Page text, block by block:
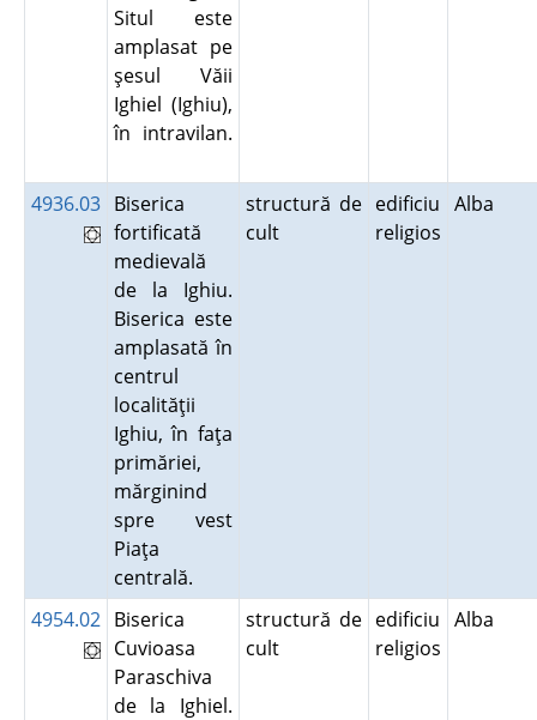
Situl este
amplasat pe
şesul Văii
Ighiel (Ighiu),
în intravilan.
4936.03 Biserica
fortificată
medievală
de la Ighiu.
Biserica este
amplasată în
centrul
localităţii
Ighiu, în faţa
primăriei,
mărginind
spre vest
Piaţa
centrală.
structură de
cult
edificiu
religios
Alba
4954.02 Biserica
Cuvioasa
Paraschiva
de la Ighiel.
structură de
cult
edificiu
religios
Alba